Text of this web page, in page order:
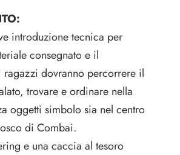
introduzione tecnica per
consegnato e il
ragazzi dovranno percorrere il
trovare e ordinare nella
oggetti simbolo sia nel centro
di Combai.
e una caccia al tesoro